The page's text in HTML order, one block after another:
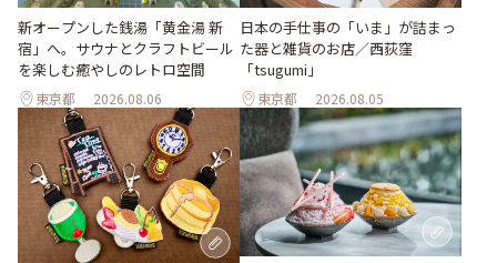
新オープンした銭湯「黄金湯 新
宿」へ。サウナとクラフトビール
を楽しむ癒やしのレトロ空間
東京都 2026.08.06
日本の手仕事の「いま」が詰まっ
た器と雑貨のお店／西荻窪
「tsugumi」
東京都 2026.08.05